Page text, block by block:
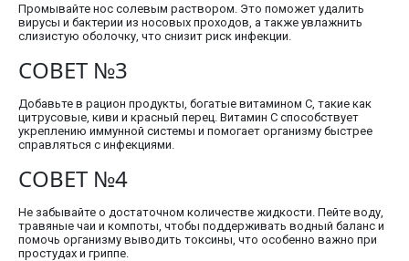
Промывайте нос солевым раствором. Это поможет удалить
вирусы и бактерии из носовых проходов, а также увлажнить
слизистую оболочку, что снизит риск инфекции.
СОВЕТ №3
Добавьте в рацион продукты, богатые витамином C, такие как
цитрусовые, киви и красный перец. Витамин C способствует
укреплению иммунной системы и помогает организму быстрее
справляться с инфекциями.
СОВЕТ №4
Не забывайте о достаточном количестве жидкости. Пейте воду,
травяные чаи и компоты, чтобы поддерживать водный баланс и
помочь организму выводить токсины, что особенно важно при
простудах и гриппе.